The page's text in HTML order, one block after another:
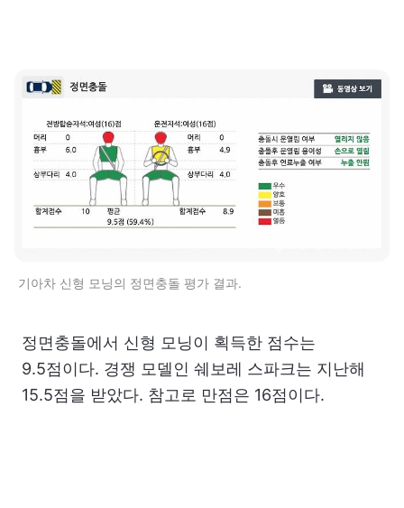
기아차 신형 모닝의 정면충돌 평가 결과.
정면충돌에서 신형 모닝이 획득한 점수는
9.5점이다. 경쟁 모델인 쉐보레 스파크는 지난해
15.5점을 받았다. 참고로 만점은 16점이다.